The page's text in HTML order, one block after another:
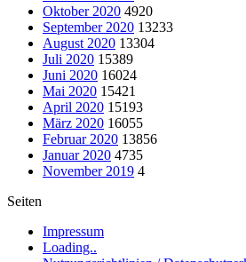
Oktober 2020 4920
September 2020 13233
August 2020 13304
Juli 2020 15389
Juni 2020 16024
Mai 2020 15421
April 2020 15193
März 2020 16055
Februar 2020 13856
Januar 2020 4735
November 2019 4
Seiten
Impressum
Loading..